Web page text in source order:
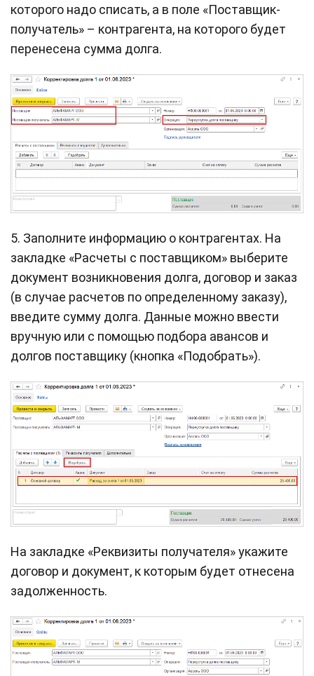
которого надо списать, а в поле «Поставщик-
получатель» – контрагента, на которого будет
перенесена сумма долга.
5. Заполните информацию о контрагентах. На
закладке «Расчеты с поставщиком» выберите
документ возникновения долга, договор и заказ
(в случае расчетов по определенному заказу),
введите сумму долга. Данные можно ввести
вручную или с помощью подбора авансов и
долгов поставщику (кнопка «Подобрать»).
На закладке «Реквизиты получателя» укажите
договор и документ, к которым будет отнесена
задолженность.